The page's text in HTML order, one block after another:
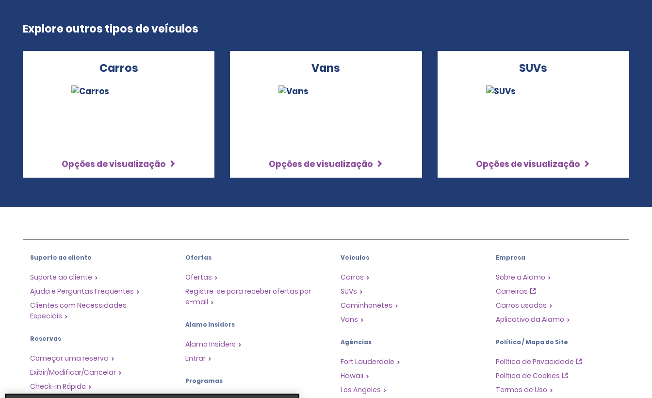
Explore outros tipos de veículos
Carros
Opções de visualização
Vans
Opções de visualização
SUVs
Opções de visualização
Suporte ao cliente
Suporte ao cliente
Ajuda e Perguntas Frequentes
Clientes com Necessidades
Especiais
Reservas
Começar uma reserva
Exibir/Modificar/Cancelar
Check-in Rápido
Ofertas
Ofertas
Registre-se para receber ofertas por
e-mail
Alamo Insiders
Alamo Insiders
Entrar
Programas
Veículos
Carros
SUVs
Caminhonetes
Vans
Agências
Fort Lauderdale
Hawaii
Los Angeles
Empresa
Sobre a Alamo
Carreiras
Carros usados
Aplicativo da Alamo
Política / Mapa do Site
Política de Privacidade
Política de Cookies
Termos de Uso